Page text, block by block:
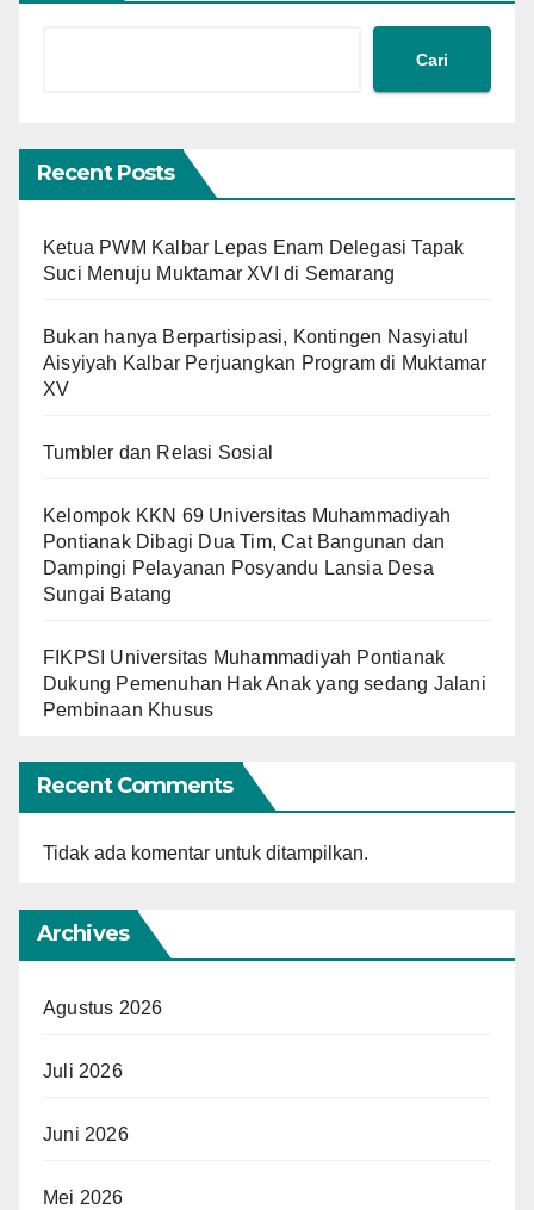
Cari
Recent Posts
Ketua PWM Kalbar Lepas Enam Delegasi Tapak
Suci Menuju Muktamar XVI di Semarang
Bukan hanya Berpartisipasi, Kontingen Nasyiatul
Aisyiyah Kalbar Perjuangkan Program di Muktamar
XV
Tumbler dan Relasi Sosial
Kelompok KKN 69 Universitas Muhammadiyah
Pontianak Dibagi Dua Tim, Cat Bangunan dan
Dampingi Pelayanan Posyandu Lansia Desa
Sungai Batang
FIKPSI Universitas Muhammadiyah Pontianak
Dukung Pemenuhan Hak Anak yang sedang Jalani
Pembinaan Khusus
Recent Comments
Tidak ada komentar untuk ditampilkan.
Archives
Agustus 2026
Juli 2026
Juni 2026
Mei 2026